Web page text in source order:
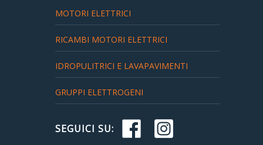
MOTORI ELETTRICI
RICAMBI MOTORI ELETTRICI
IDROPULITRICI E LAVAPAVIMENTI
GRUPPI ELETTROGENI
SEGUICI SU: